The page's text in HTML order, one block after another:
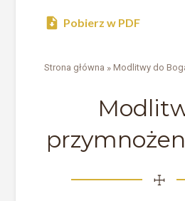
Pobierz w PDF
Strona główna »Modlitwy do
☩